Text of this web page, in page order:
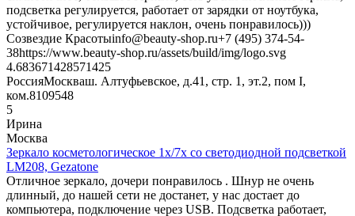
подсветка регулируется, работает от зарядки от ноутбука,
устойчивое, регулируется наклон, очень понравилось)))
Созвездие Красотыinfo@beauty-shop.ru+7 (495) 374-54-
38https://www.beauty-shop.ru/assets/build/img/logo.svg
4.683671428571425
РоссияМоскваш. Алтуфьевское, д.41, стр. 1, эт.2, пом I,
ком.8109548
5
Ирина
Москва
Зеркало косметологическое 1x/7x со светодиодной подсветкой
LM208, Gezatone
Отличное зеркало, дочери понравилось . Шнур не очень
длинный, до нашей сети не достанет, у нас достает до
компьютера, подключение через USB. Подсветка работает,